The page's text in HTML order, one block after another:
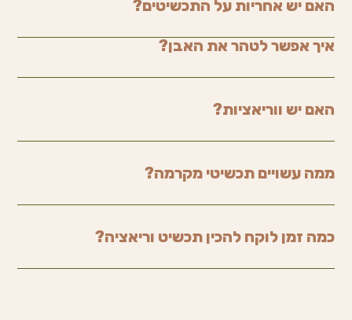
האם יש אחריות על התכשיטים?
איך אפשר לטהר את האבן?
האם יש ווריאציות?
ממה עשויים תכשיטי מקרמה?
כמה זמן לוקח להכין תכשיט וריאציה?